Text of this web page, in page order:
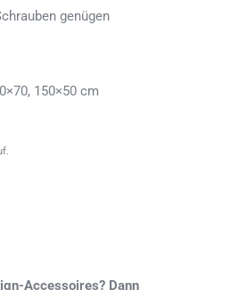
genügen
150×50 cm
Accessoires? Dann